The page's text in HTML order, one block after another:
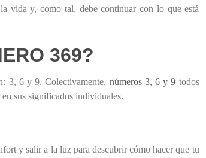
vida y, como tal, debe continuar con lo que está
369?
3, 6 y 9. Colectivamente, números 3, 6 y 9 todos
sus significados individuales.
y salir a la luz para descubrir cómo hacer que tu